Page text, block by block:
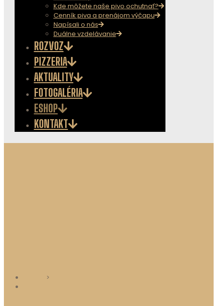
Kde môžete naše pivo ochutnať?
Cenník piva a prenájom výčapu
Napísali o nás
Duálne vzdelávanie
ROZVOZ
PIZZERIA
AKTUALITY
FOTOGALÉRIA
ESHOP
KONTAKT
>